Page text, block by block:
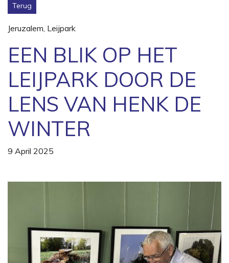
Terug
Jeruzalem Leijpark
EEN BLIK OP HET
LEIJPARK DOOR DE
LENS VAN HENK DE
WINTER
9 April 2025